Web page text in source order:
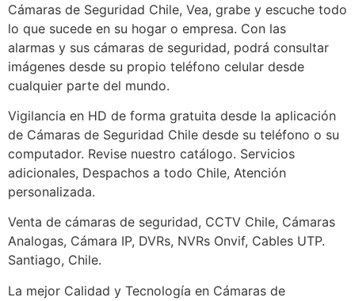
Cámaras de Seguridad Chile, Vea, grabe y escuche todo
lo que sucede en su hogar o empresa. Con las
alarmas y sus cámaras de seguridad, podrá consultar
imágenes desde su propio teléfono celular desde
cualquier parte del mundo.
Vigilancia en HD de forma gratuita desde la aplicación
de Cámaras de Seguridad Chile desde su teléfono o su
computador. Revise nuestro catálogo. Servicios
adicionales, Despachos a todo Chile, Atención
personalizada.
Venta de cámaras de seguridad, CCTV Chile, Cámaras
Analogas, Cámara IP, DVRs, NVRs Onvif, Cables UTP.
Santiago, Chile.
La mejor Calidad y Tecnología en Cámaras de